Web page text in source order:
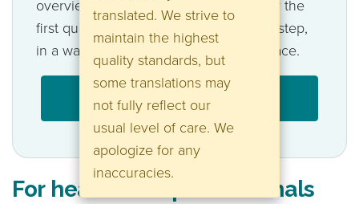
translated. We strive to
maintain the highest
quality standards, but
some translations may
not fully reflect our
usual level of care. We
apologize for any
inaccuracies.
overview, explanations, and support for the
first questions that often arise. Step by step,
in a way that suits your situation and pace.
Support for families
For healthcare professionals